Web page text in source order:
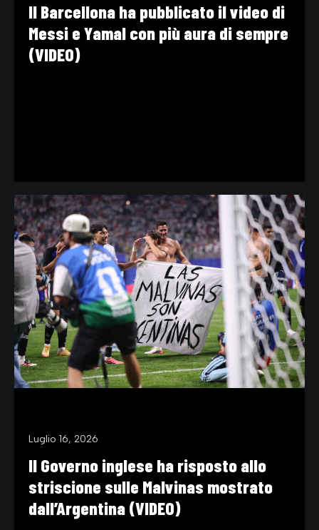
Il Barcellona ha pubblicato il video di
Messi e Yamal con più aura di sempre
(VIDEO)
VIDEO
Luglio 16, 2026
Il Governo inglese ha risposto allo
striscione sulle Malvinas mostrato
dall’Argentina (VIDEO)